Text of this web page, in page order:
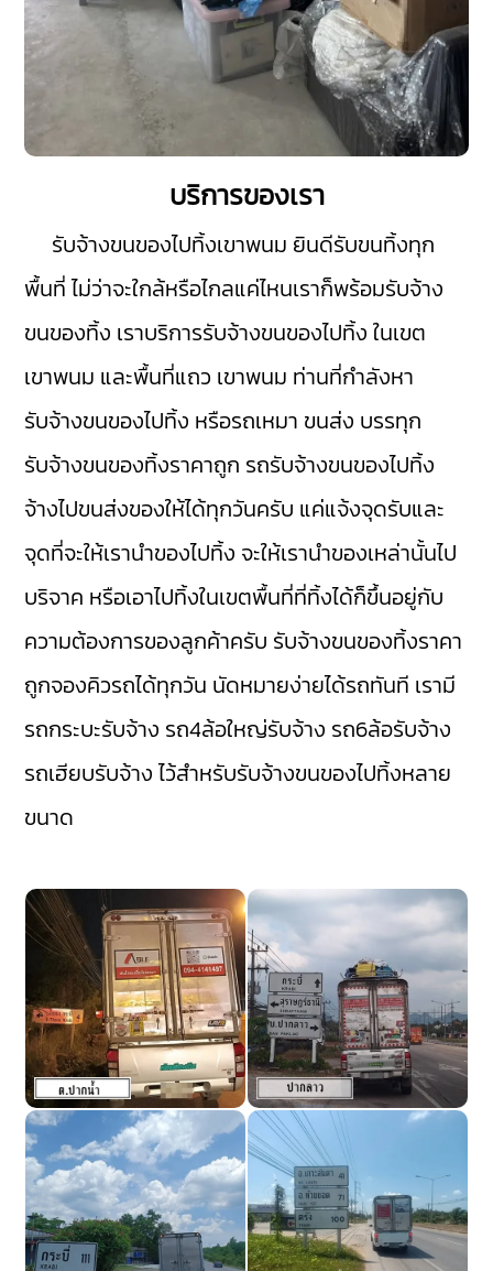
บริการของเรา
รับจ้างขนของไปทิ้งเขาพนม ยินดีรับขนทิ้งทุก
พื้นที่ ไม่ว่าจะใกล้หรือไกลแค่ไหนเราก็พร้อมรับจ้าง
ขนของทิ้ง เราบริการรับจ้างขนของไปทิ้ง ในเขต
เขาพนม และพื้นที่แถว เขาพนม ท่านที่กำลังหา
รับจ้างขนของไปทิ้ง หรือรถเหมา ขนส่ง บรรทุก
รับจ้างขนของทิ้งราคาถูก รถรับจ้างขนของไปทิ้ง
จ้างไปขนส่งของให้ได้ทุกวันครับ แค่แจ้งจุดรับและ
จุดที่จะให้เรานำของไปทิ้ง จะให้เรานำของเหล่านั้นไป
บริจาค หรือเอาไปทิ้งในเขตพื้นที่ที่ทิ้งได้ก็ขึ้นอยู่กับ
ความต้องการของลูกค้าครับ รับจ้างขนของทิ้งราคา
ถูกจองคิวรถได้ทุกวัน นัดหมายง่ายได้รถทันที เรามี
รถกระบะรับจ้าง รถ4ล้อใหญ่รับจ้าง รถ6ล้อรับจ้าง
รถเฮียบรับจ้างไว้สำหรับรับจ้างขนของไปทิ้งหลาย
ขนาด